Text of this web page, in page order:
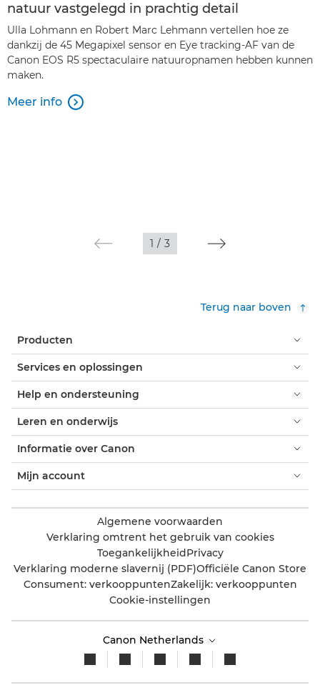
natuur vastgelegd in prachtig detail
Ulla Lohmann en Robert Marc Lehmann vertellen hoe ze
dankzij de 45 Megapixel sensor en Eye tracking-AF van de
Canon EOS R5 spectaculaire natuuropnamen hebben kunnen
maken.
Meer info 
1 / 3
Terug naar boven
Producten
Services en oplossingen
Help en ondersteuning
Leren en onderwijs
Informatie over Canon
Mijn account
Algemene voorwaarden
Verklaring omtrent het gebruik van cookies
ToegankelijkheidPrivacy
Verklaring moderne slavernij (PDF)Officiële Canon Store
Consument: verkooppuntenZakelijk: verkooppunten
Cookie-instellingen
Canon Netherlands